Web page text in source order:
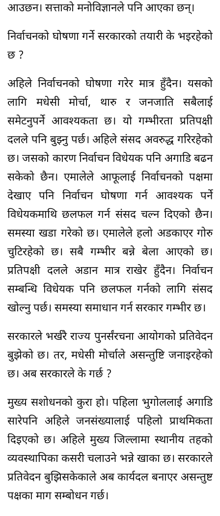
आउछन। सत्ताको मनोविज्ञानले पनि आएका छन्।
निर्वाचनको घोषणा गर्ने सरकारको तयारी के भइरहेको
छ ?
अहिले निर्वाचनको घोषणा गरेर मात्र हुँदैन। यसको
लागि मधेसी मोर्चा, थारु र जनजाति सबैलाई
समेटनुपर्ने आवश्यकता छ। यो गम्भीरता प्रतिपक्षी
दलले पनि बुझ्नु पर्छ। अहिले संसद अवरुद्ध गरिरहेको
छ। जसको कारण निर्वाचन विधेयक पनि अगाडि बढन
सकेको छैन। एमालेले आफूलाई निर्वाचनको पक्षमा
देखाए पनि निर्वाचन घोषणा गर्न आवश्यक पर्ने
विधेयकमाथि छलफल गर्न संसद चल्न दिएको छैन।
समस्या खडा गरेको छ। एमालेले हलो अडकाएर गोरु
चुटिरहेको छ। सबै गम्भीर बन्ने बेला आएको छ।
प्रतिपक्षी दलले अडान मात्र राखेर हुँदैन। निर्वाचन
सम्बन्धि विधेयक पनि छलफल गर्नको लागि संसद
खोल्नु पर्छ। समस्या समाधान गर्न सरकार गम्भीर छ।
सरकारले भर्खरै राज्य पुनर्संरचना आयोगको प्रतिवेदन
बुझेको छ। तर, मधेसी मोर्चाले असन्तुष्टि जनाइरहेको
छ। अब सरकारले के गर्छ ?
मुख्य सशोधनको कुरा हो। पहिला भुगोललाई अगाडि
सारेपनि अहिले जनसंख्यालाई पहिलो प्राथमिकता
दिइएको छ। अहिले मुख्य जिल्लामा स्थानीय तहको
व्यवस्थापिका कसरी चलाउने भन्ने खाका छ। सरकारले
प्रतिवेदन बुझिसकेकाले अब कार्यदल बनाएर असन्तुष्ट
पक्षका माग सम्बोधन गर्छ।